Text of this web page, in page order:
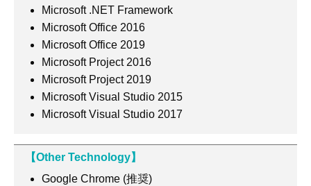
Microsoft .NET Framework​​
Microsoft Office 2016​​
Microsoft Office 2019​​
Microsoft Project 2016​​
Microsoft Project 2019​​
Microsoft Visual Studio 2015
Microsoft Visual Studio 2017​​​
【Other Technology】​​
Google Chrome (推奨)​​